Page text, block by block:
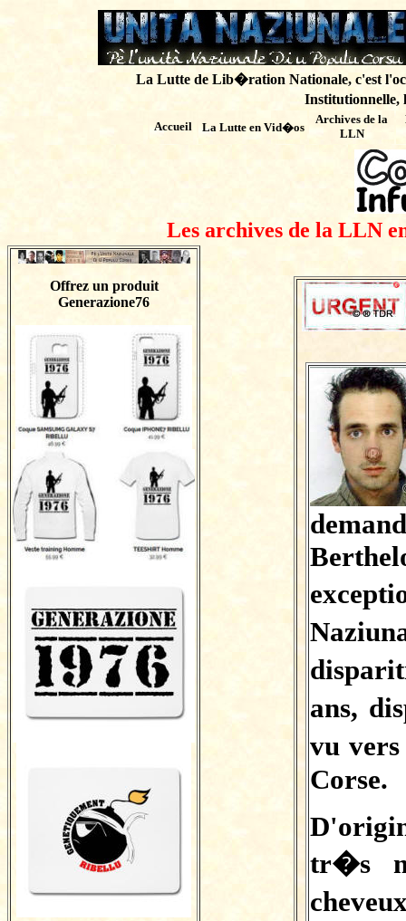
La Lutte de Lib�ration Nationale, c'est
Institutionnelle,
Accueil La Lutte en Vid�os
Archives de la
LLN
Les archives de la LLN
Offrez un produit
Generazione76
ans,
vu
Corse.
tr�s